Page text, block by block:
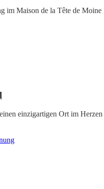
im Maison de la Tête de
einzigartigen Ort im